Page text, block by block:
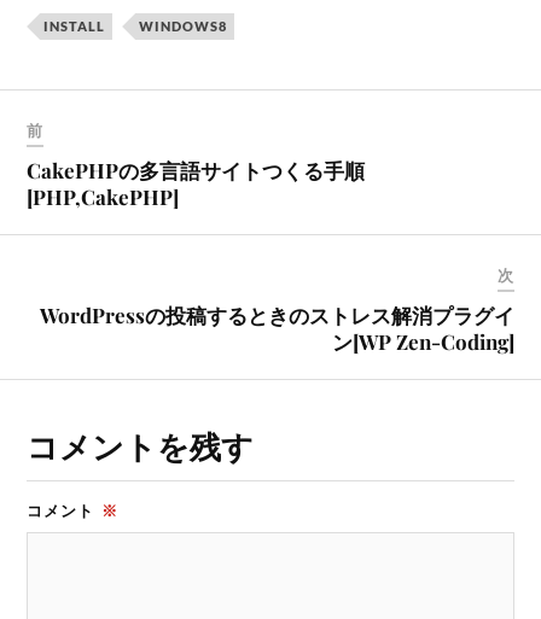
INSTALL WINDOWS8
前
CakePHPの多言語サイトつくる手順
[PHP,CakePHP]
次
WordPressの投稿するときのストレス解消プラグイ
ン[WP Zen-Coding]
コメントを残す
コメント ※